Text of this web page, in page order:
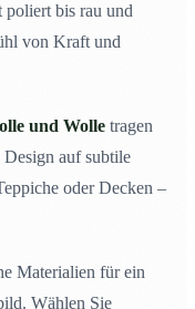
poliert bis rau und
von Kraft und
und Wolle tragen
auf subtile
oder Decken –
Materialien für ein
Wählen Sie